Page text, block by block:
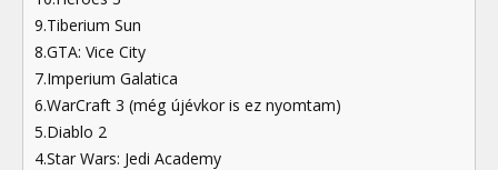
9.Tiberium Sun
8.GTA: Vice City
7.Imperium Galatica
6.WarCraft 3 (még újévkor is ez nyomtam)
5.Diablo 2
4.Star Wars: Jedi Academy